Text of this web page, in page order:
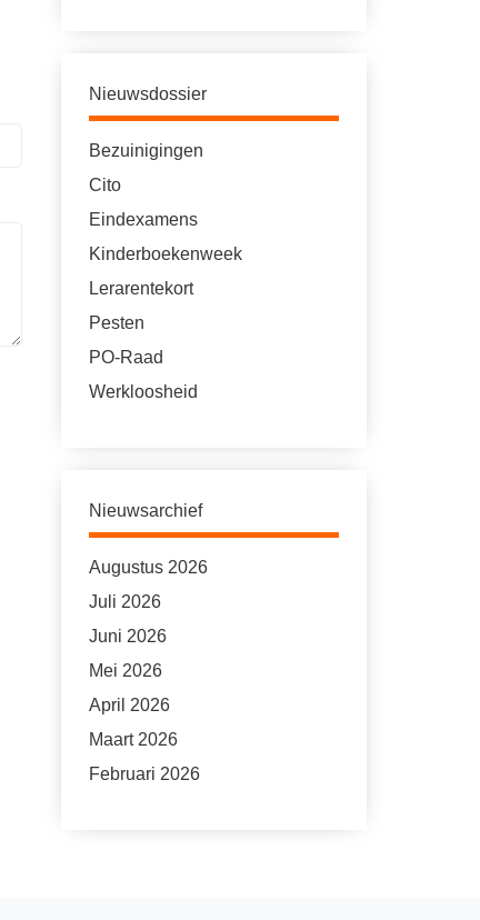
Nieuwsdossier
Bezuinigingen
Cito
Eindexamens
Kinderboekenweek
Lerarentekort
Pesten
PO-Raad
Werkloosheid
Nieuwsarchief
Augustus 2026
Juli 2026
Juni 2026
Mei 2026
April 2026
Maart 2026
Februari 2026